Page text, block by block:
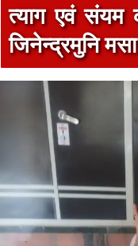
त्याग एवं संयम
जिनेन्द्रमुनि मसा